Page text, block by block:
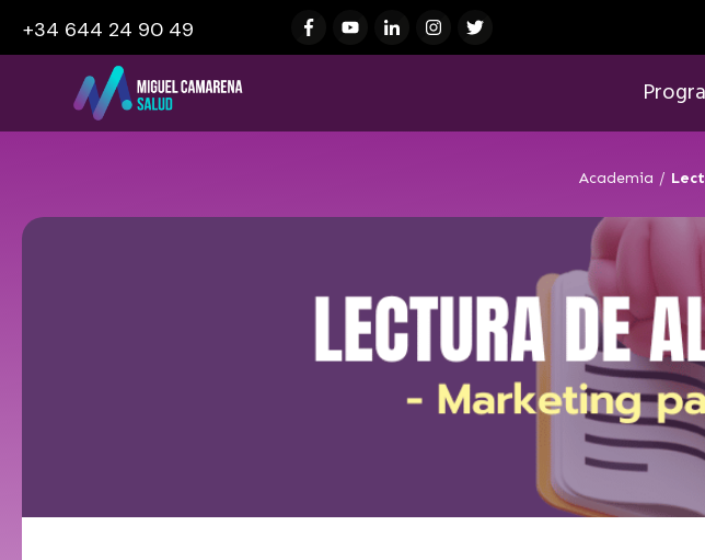
+34 644 24 90 49
Academia /